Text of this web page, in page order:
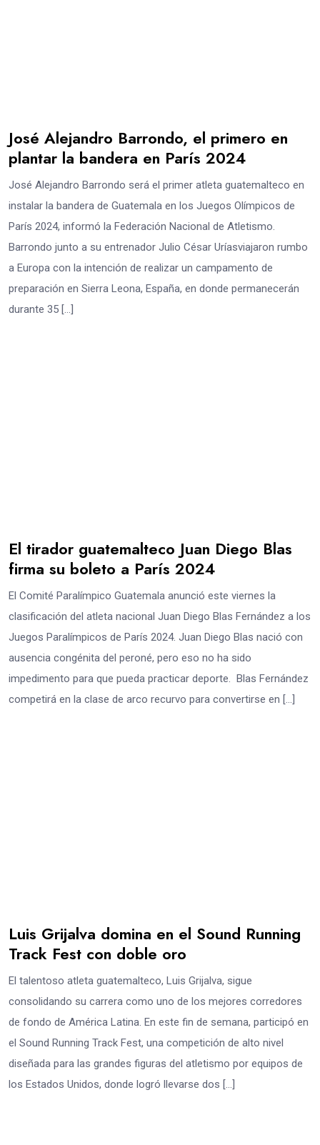
José Alejandro Barrondo, el primero en
plantar la bandera en París 2024
José Alejandro Barrondo será el primer atleta guatemalteco en
instalar la bandera de Guatemala en los Juegos Olímpicos de
París 2024, informó la Federación Nacional de Atletismo.
Barrondo junto a su entrenador Julio César Uríasviajaron rumbo
a Europa con la intención de realizar un campamento de
preparación en Sierra Leona, España, en donde permanecerán
durante 35 […]
El tirador guatemalteco Juan Diego Blas
firma su boleto a París 2024
El Comité Paralímpico Guatemala anunció este viernes la
clasificación del atleta nacional Juan Diego Blas Fernández a los
Juegos Paralímpicos de París 2024. Juan Diego Blas nació con
ausencia congénita del peroné, pero eso no ha sido
impedimento para que pueda practicar deporte. Blas Fernández
competirá en la clase de arco recurvo para convertirse en […]
Luis Grijalva domina en el Sound Running
Track Fest con doble oro
El talentoso atleta guatemalteco, Luis Grijalva, sigue
consolidando su carrera como uno de los mejores corredores
de fondo de América Latina. En este fin de semana, participó en
el Sound Running Track Fest, una competición de alto nivel
diseñada para las grandes figuras del atletismo por equipos de
los Estados Unidos, donde logró llevarse dos […]